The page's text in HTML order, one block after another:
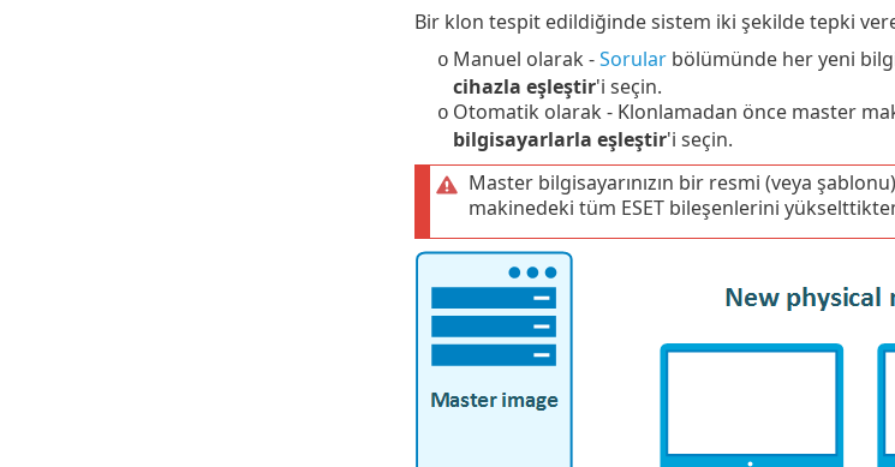
Bir klon tespit edildiğinde sistem iki şekilde tepki
o Manuel olarak -Sorularbölümünde her yeni
cihazla eşleştir'i seçin.
o Otomatik olarak - Klonlamadan önce master
bilgisayarlarla eşleştir'i seçin.
Master bilgisayarınızın bir resmi (veya
makinedeki tüm ESET bileşenlerini